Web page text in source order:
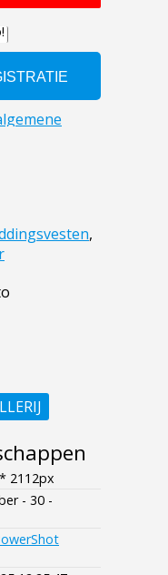
,
2112px
- 30 -